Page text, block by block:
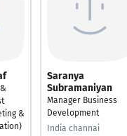
&
Saranya
Subramaniyan
Manager Business
Development
India channai